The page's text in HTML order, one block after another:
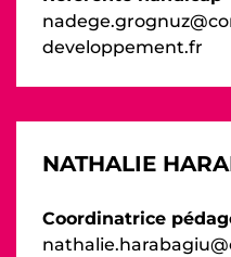
developpement.fr
NATHALIE
Coordinatrice